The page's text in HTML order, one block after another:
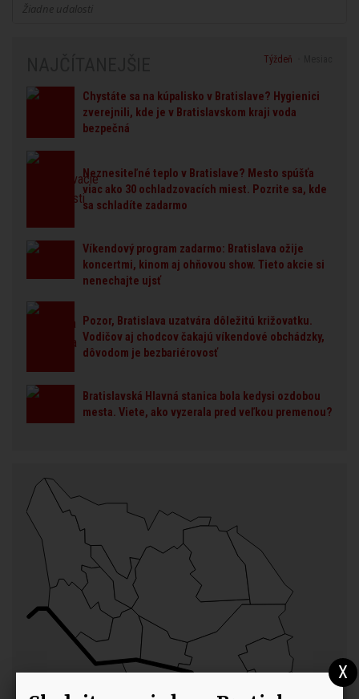
Žiadne udalosti
Týždeň
Chystáte sa na kúpalisko v Bratislave? Hygienici
zverejnili, kde je v Bratislavskom kraji voda
bezpečná
Neznesiteľné teplo v Bratislave? Mesto spúšťa
viac ako 30 ochladzovacích miest. Pozrite sa, kde
sa schladíte zadarmo
Víkendový program zadarmo: Bratislava ožije
koncertmi, kinom aj ohňovou show. Tieto akcie si
nenechajte ujsť
Pozor, Bratislava uzatvára dôležitú križovatku.
Vodičov aj chodcov čakajú víkendové obchádzky,
dôvodom je bezbariérovosť
Bratislavská Hlavná stanica bola kedysi ozdobou
mesta. Viete, ako vyzerala pred veľkou premenou?